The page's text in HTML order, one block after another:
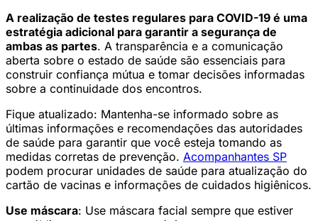
A realização de testes regulares para COVID-19 é uma
estratégia adicional para garantir a segurança de
ambas as partes. A transparência e a comunicação
aberta sobre o estado de saúde são essenciais para
construir confiança mútua e tomar decisões informadas
sobre a continuidade dos encontros.
Fique atualizado: Mantenha-se informado sobre as
últimas informações e recomendações das autoridades
de saúde para garantir que você esteja tomando as
medidas corretas de prevenção. Acompanhantes SP
podem procurar unidades de saúde para atualização do
cartão de vacinas e informações de cuidados higiênicos.
Use máscara: Use máscara facial sempre que estiver